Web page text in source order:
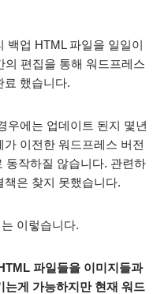
백업 HTML 파일을 일일이
편집을 통해 워드프레스
료 했습니다.
우에는 업데이트 된지 몇년
이전한 워드프레스 버전
동작하질 않습니다. 관련하
은 찾지 못했습니다.
이렇습니다.
파일들을 이미지들과
는게 가능하지만 현재 워드